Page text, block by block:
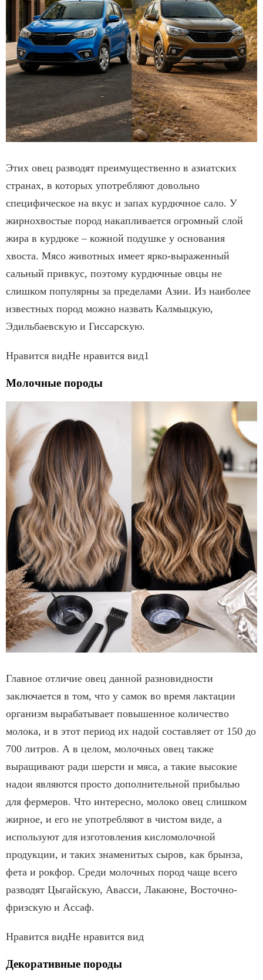
Этих овец разводят преимущественно в азиатских
странах, в которых употребляют довольно
специфическое на вкус и запах курдючное сало. У
жирнохвостые пород накапливается огромный слой
жира в курдюке – кожной подушке у основания
хвоста. Мясо животных имеет ярко-выраженный
сальный привкус, поэтому курдючные овцы не
слишком популярны за пределами Азии. Из наиболее
известных пород можно назвать Калмыцкую,
Эдильбаевскую и Гиссарскую.
Нравится видНе нравится вид1
Молочные породы
Главное отличие овец данной разновидности
заключается в том, что у самок во время лактации
организм вырабатывает повышенное количество
молока, и в этот период их надой составляет от 150 до
700 литров. А в целом, молочных овец также
выращивают ради шерсти и мяса, а такие высокие
надои являются просто дополнительной прибылью
для фермеров. Что интересно, молоко овец слишком
жирное, и его не употребляют в чистом виде, а
используют для изготовления кисломолочной
продукции, и таких знаменитых сыров, как брынза,
фета и рокфор. Среди молочных пород чаще всего
разводят Цыгайскую, Авасси, Лакаюне, Восточно-
фризскую и Ассаф.
Нравится видНе нравится вид
Декоративные породы